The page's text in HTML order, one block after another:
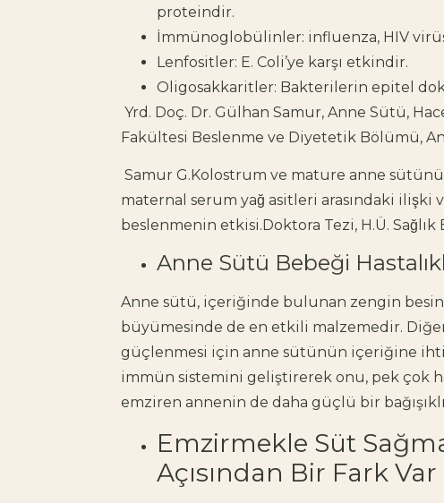
proteindir.
İmmünoglobülinler: influenza, HIV
Lenfositler: E. Coli’ye karşı etkindir.
Oligosakkaritler: Bakterilerin epitel
Yrd. Doç. Dr. Gülhan Samur, Anne Sütü,
Fakültesi Beslenme ve Diyetetik Bölümü,
Samur G.Kolostrum ve mature anne
maternal serum yağ asitleri arasındaki ilişki
beslenmenin etkisi.Doktora Tezi, H.Ü.
Anne Sütü Bebeği
Anne sütü, içeriğinde bulunan zengin besin
büyümesinde de en etkili malzemedir.
güçlenmesi için anne sütünün içeriğine
immün sistemini geliştirerek onu, pek çok
emziren annenin de daha güçlü bir
Emzirmekle Süt
Açısından Bir Fark Var